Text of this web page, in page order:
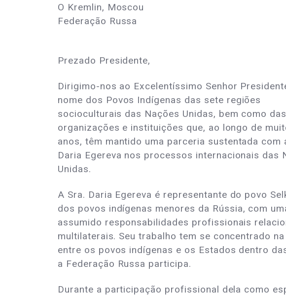
O Kremlin, Moscou
Federação Russa
Prezado Presidente,
Dirigimo-nos ao Excelentíssimo Senhor
nome dos Povos Indígenas das sete regiões
socioculturais das Nações Unidas, bem como das
organizações e instituições que, ao longo de
anos, têm mantido uma parceria sustentada com
Daria Egereva nos processos internacionais das
Unidas.
A Sra. Daria Egereva é representante do povo
dos povos indígenas menores da Rússia, com
assumido responsabilidades profissionais
multilaterais. Seu trabalho tem se concentrado
entre os povos indígenas e os Estados dentro
a Federação Russa participa.
Durante a participação profissional dela como